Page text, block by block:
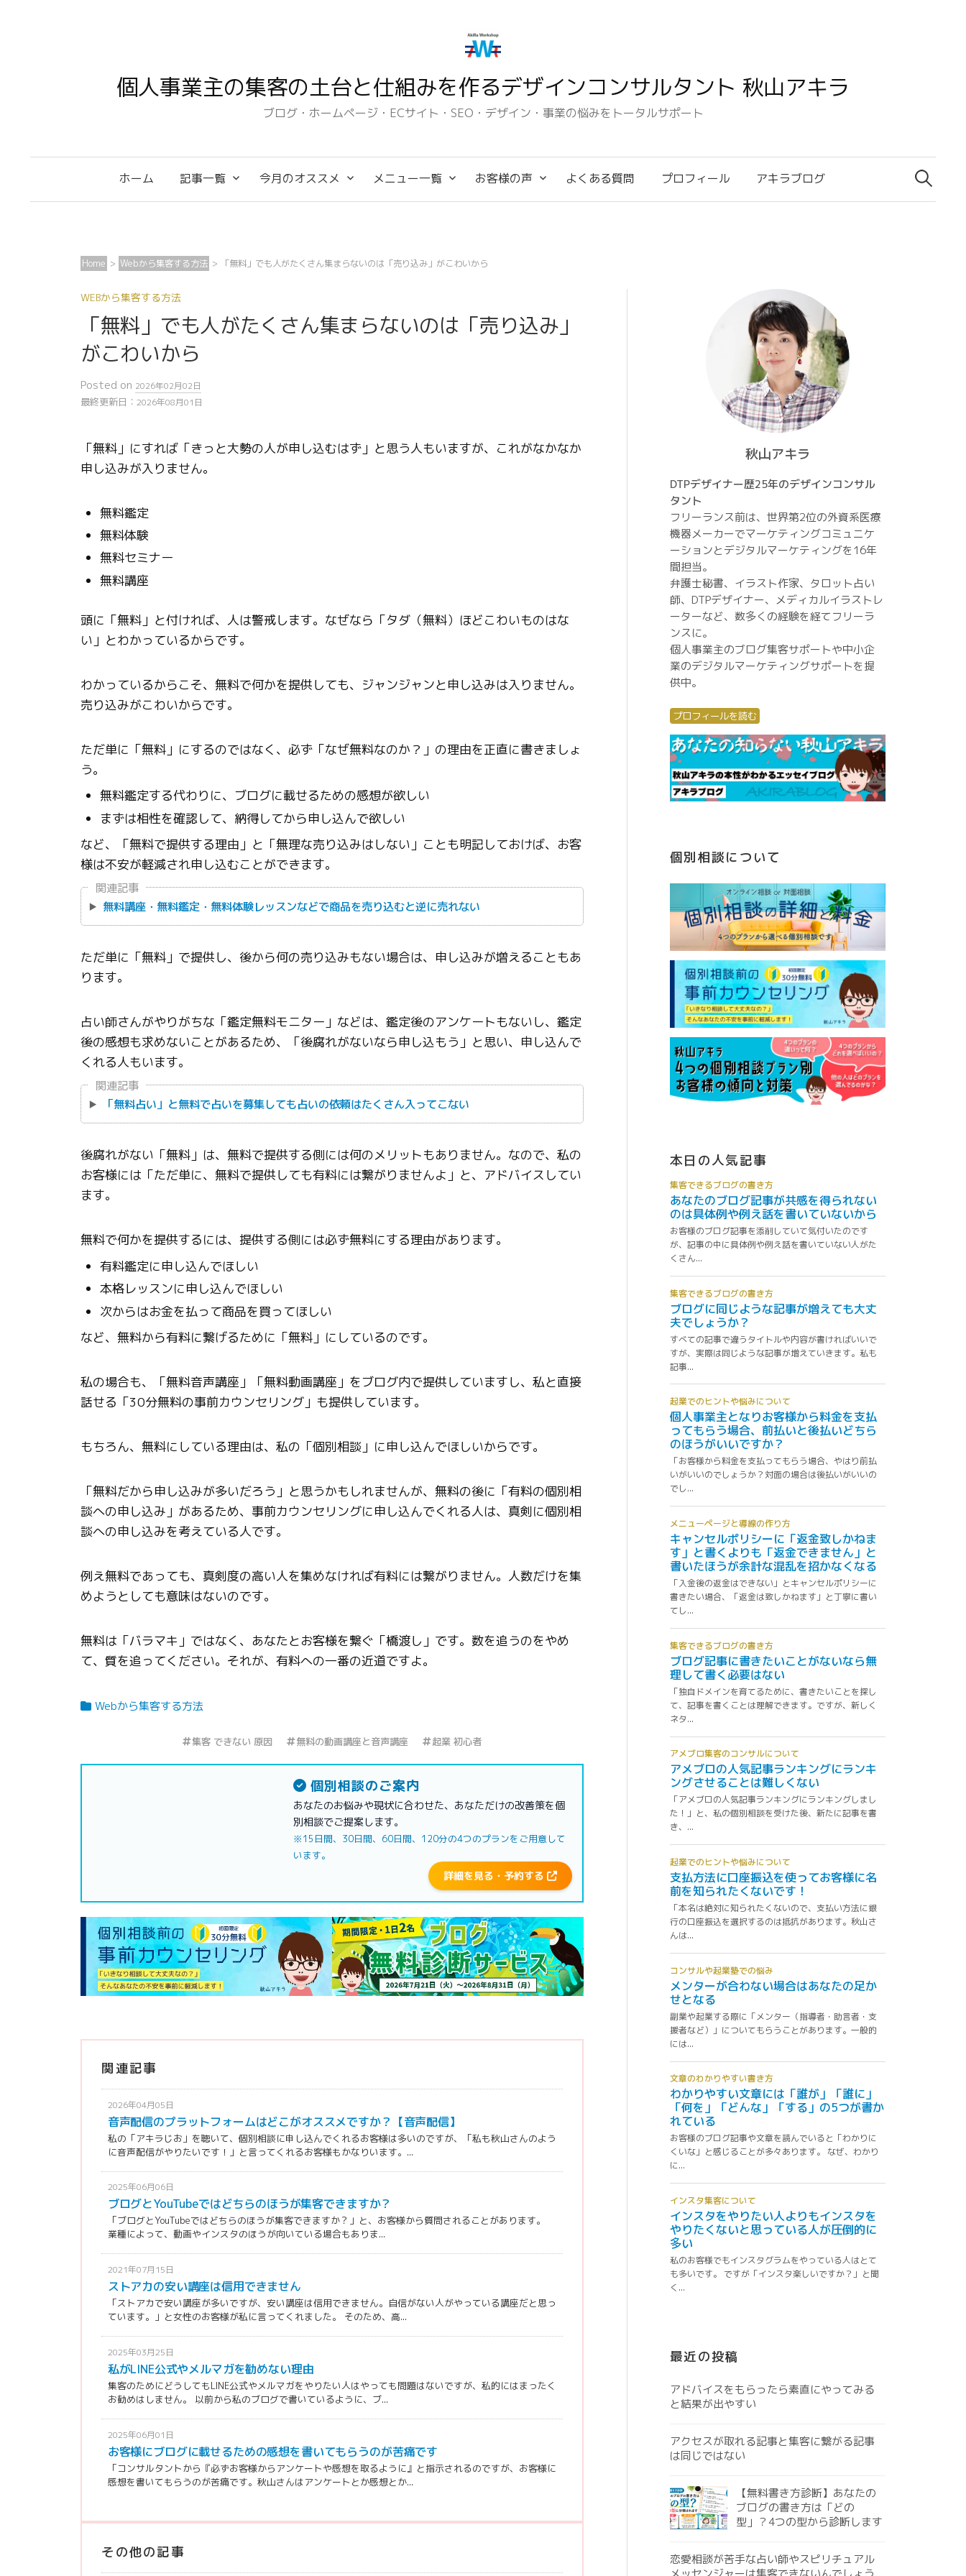
個人事業主の集客の土台と仕組みを作るデザインコンサルタント 秋山アキラ
ブログ・ホームページ・ECサイト・SEO・デザイン・事業の悩みをトータルサポート
ホーム 記事一覧 今月のオススメ メニュー一覧 お客様の声 よくある質問 プロフィール アキラブログ
検
索:
Home > Webから集客する方法 > 「無料」でも人がたくさん集まらないのは「売り込み」がこわいから
WEBから集客する方法
「無料」でも人がたくさん集まらないのは「売り込み」
がこわいから
Posted on 2026年02月02日
最終更新日： 2026年08月01日
「無料」にすれば「きっと大勢の人が申し込むはず」と思う人もいますが、これがなかなか
申し込みが入りません。
無料鑑定
無料体験
無料セミナー
無料講座
頭に「無料」と付ければ、人は警戒します。なぜなら「タダ（無料）ほどこわいものはな
い」とわかっているからです。
わかっているからこそ、無料で何かを提供しても、ジャンジャンと申し込みは入りません。
売り込みがこわいからです。
ただ単に「無料」にするのではなく、必ず「なぜ無料なのか？」の理由を正直に書きましょ
う。
無料鑑定する代わりに、ブログに載せるための感想が欲しい
まずは相性を確認して、納得してから申し込んで欲しい
など、「無料で提供する理由」と「無理な売り込みはしない」ことも明記しておけば、お客
様は不安が軽減され申し込むことができます。
関連記事
無料講座・無料鑑定・無料体験レッスンなどで商品を売り込むと逆に売れない
ただ単に「無料」で提供し、後から何の売り込みもない場合は、申し込みが増えることもあ
ります。
占い師さんがやりがちな「鑑定無料モニター」などは、鑑定後のアンケートもないし、鑑定
後の感想も求めないことがあるため、「後腐れがないなら申し込もう」と思い、申し込んで
くれる人もいます。
関連記事
「無料占い」と無料で占いを募集しても占いの依頼はたくさん入ってこない
後腐れがない「無料」は、無料で提供する側には何のメリットもありません。なので、私の
お客様には「ただ単に、無料で提供しても有料には繋がりませんよ」と、アドバイスしてい
ます。
無料で何かを提供するには、提供する側には必ず無料にする理由があります。
有料鑑定に申し込んでほしい
本格レッスンに申し込んでほしい
次からはお金を払って商品を買ってほしい
など、無料から有料に繋げるために「無料」にしているのです。
私の場合も、「無料音声講座」「無料動画講座」をブログ内で提供していますし、私と直接
話せる「30分無料の事前カウンセリング」も提供しています。
もちろん、無料にしている理由は、私の「個別相談」に申し込んでほしいからです。
「無料だから申し込みが多いだろう」と思うかもしれませんが、無料の後に「有料の個別相
談への申し込み」があるため、事前カウンセリングに申し込んでくれる人は、真剣に個別相
談への申し込みを考えている人です。
例え無料であっても、真剣度の高い人を集めなければ有料には繋がりません。人数だけを集
めようとしても意味はないのです。
無料は「バラマキ」ではなく、あなたとお客様を繋ぐ「橋渡し」です。数を追うのをやめ
て、質を追ってください。それが、有料への一番の近道ですよ。
Webから集客する方法
集客 できない 原因 無料の動画講座と音声講座 起業 初心者
個別相談のご案内
あなたのお悩みや現状に合わせた、あなただけの改善策を個
別相談でご提案します。
※15日間、30日間、60日間、120分の4つのプランをご用意して
います。
詳細を見る・予約する
関連記事
2026年04月05日
音声配信のプラットフォームはどこがオススメですか？【音声配信】
私の「アキラじお」を聴いて、個別相談に申し込んでくれるお客様は多いのですが、「私も秋山さんのよう
に音声配信がやりたいです！」と言ってくれるお客様もかなりいます。...
2025年06月06日
ブログとYouTubeではどちらのほうが集客できますか？
「ブログとYouTubeではどちらのほうが集客できますか？」と、お客様から質問されることがあります。
業種によって、動画やインスタのほうが向いている場合もありま...
2021年07月15日
ストアカの安い講座は信用できません
「ストアカで安い講座が多いですが、安い講座は信用できません。自信がない人がやっている講座だと思っ
ています。」と女性のお客様が私に言ってくれました。 そのため、高...
2025年03月25日
私がLINE公式やメルマガを勧めない理由
集客のためにどうしてもLINE公式やメルマガをやりたい人はやっても問題はないですが、私的にはまったく
お勧めはしません。 以前から私のブログで書いているように、ブ...
2025年06月01日
お客様にブログに載せるための感想を書いてもらうのが苦痛です
「コンサルタントから『必ずお客様からアンケートや感想を取るように』と指示されるのですが、お客様に
感想を書いてもらうのが苦痛です。秋山さんはアンケートとか感想とか...
その他の記事
秋山アキラ
DTPデザイナー歴25年のデザインコンサル
タント
フリーランス前は、世界第2位の外資系医療
機器メーカーでマーケティングコミュニケ
ーションとデジタルマーケティングを16年
間担当。
弁護士秘書、イラスト作家、タロット占い
師、DTPデザイナー、メディカルイラストレ
ーターなど、数多くの経験を経てフリーラ
ンスに。
個人事業主のブログ集客サポートや中小企
業のデジタルマーケティングサポートを提
供中。
プロフィールを読む
個別相談について
本日の人気記事
最近の投稿
アドバイスをもらったら素直にやってみる
と結果が出やすい
アクセスが取れる記事と集客に繋がる記事
は同じではない
【無料書き方診断】あなたの
ブログの書き方は「どの
型」？4つの型から診断します
恋愛相談が苦手な占い師やスピリチュアル